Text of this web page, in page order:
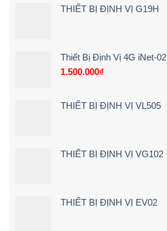
Rẻ
lái
xe
độ
Xe
Bảng
Chọn
(2026)
THIẾT BỊ ĐỊNH VỊ G19H
Thiết Bị Định Vị 4G iNet-02
1.500.000₫
THIẾT BỊ ĐỊNH VỊ VL505
THIẾT BỊ ĐỊNH VỊ VG102
THIẾT BỊ ĐỊNH VỊ EV02